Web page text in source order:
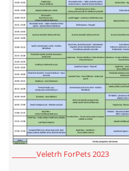
_______Veletrh ForPets 2023